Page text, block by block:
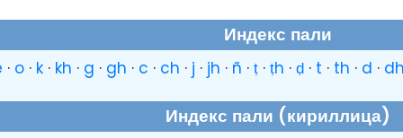
Индекс пали
· o · k · kh · g · gh · c · ch · j · jh · ñ ·ṭ ·ṭh ·ḍ · t · th · d ·
Индекс пали (кириллица)